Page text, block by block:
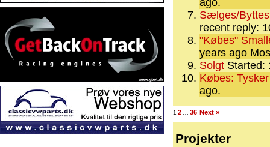
ago.
Sælges/
recent reply:
"Købes"
years ago
Solgt Started:
Købes:
ago.
1 2 36 Next »
Projekter